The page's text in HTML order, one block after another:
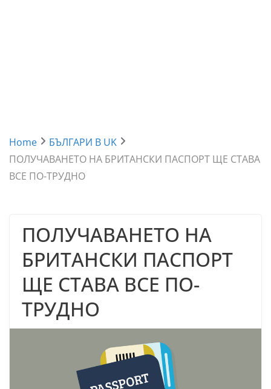
Home
БЪЛГАРИ В UK
ПОЛУЧАВАНЕТО НА БРИТАНСКИ ПАСПОРТ ЩЕ СТАВА
ВСЕ ПО-ТРУДНО
ПОЛУЧАВАНЕТО НА
БРИТАНСКИ ПАСПОРТ
ЩЕ СТАВА ВСЕ ПО-
ТРУДНО